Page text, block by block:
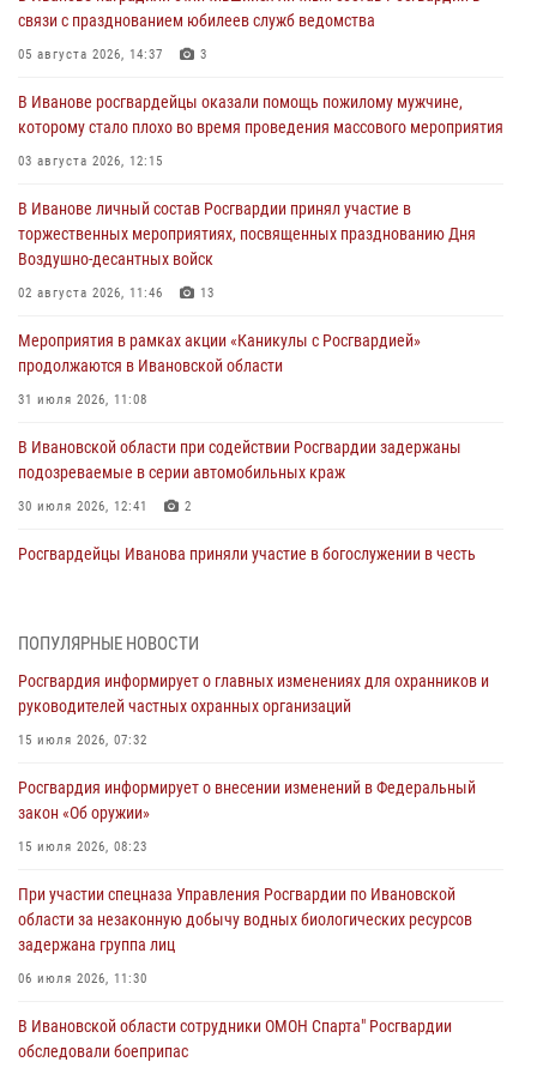
связи с празднованием юбилеев служб ведомства
05 августа 2026, 14:37 3
В Иванове росгвардейцы оказали помощь пожилому мужчине,
которому стало плохо во время проведения массового мероприятия
03 августа 2026, 12:15
В Иванове личный состав Росгвардии принял участие в
торжественных мероприятиях, посвященных празднованию Дня
Воздушно-десантных войск
02 августа 2026, 11:46 13
Мероприятия в рамках акции «Каникулы с Росгвардией»
продолжаются в Ивановской области
31 июля 2026, 11:08
В Ивановской области при содействии Росгвардии задержаны
подозреваемые в серии автомобильных краж
30 июля 2026, 12:41 2
Росгвардейцы Иванова приняли участие в богослужении в честь
Росгвардии для ивановской молодежи
27 июля 2026, 14:10
занятие с вопитанниками детского лагеря
27 июля 2026, 12:56
охранными организациями состоялся в Управлении Росгвардии по
Ивановской области
24 июля 2026, 15:25
патроны у местного жителя
ПОПУЛЯРНЫЕ НОВОСТИ
Росгвардия информирует о главных изменениях для охранников и
руководителей частных охранных организаций
15 июля 2026, 07:32
Росгвардия информирует о внесении изменений в Федеральный
закон «Об оружии»
15 июля 2026, 08:23
При участии спецназа Управления Росгвардии по Ивановской
области за незаконную добычу водных биологических ресурсов
задержана группа лиц
06 июля 2026, 11:30
В Ивановской области сотрудники ОМОН Спарта" Росгвардии
обследовали боеприпас